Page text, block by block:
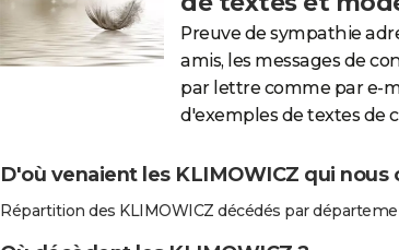
Preuve de sympathie
amis, les messages de
par lettre comme par e-
d'exemples de textes de
D'où venaient les KLIMOWICZ qui nous
Répartition des KLIMOWICZ décédés par